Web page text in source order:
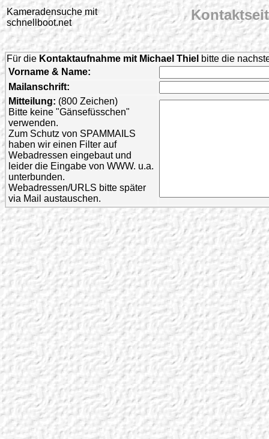
Kameradensuche mit
schnellboot.net
Für die Kontaktaufnahme mit Michael Thiel bitte die
Vorname & Name:
Mailanschrift:
Mitteilung: (800 Zeichen)
Bitte keine "Gänsefüsschen"
verwenden.
Zum Schutz von SPAMMAILS
haben wir einen Filter auf
Webadressen eingebaut und
leider die Eingabe von WWW. u.a.
unterbunden.
Webadressen/URLS bitte später
via Mail austauschen.